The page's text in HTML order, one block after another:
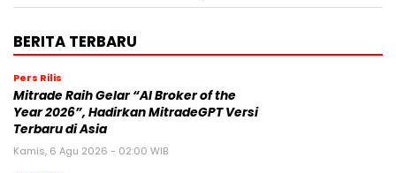
BERITA TERBARU
Pers Rilis
Mitrade Raih Gelar “AI Broker of the
Year 2026”, Hadirkan MitradeGPT Versi
Terbaru di Asia
Kamis, 6 Agu 2026 - 02:00 WIB